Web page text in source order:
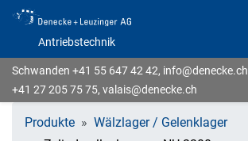
Antriebstechnik
Schwanden +41 55 647 42 42, info@denecke.ch
+41 27 205 75 75, valais@denecke.ch
Produkte
Wälzlager / Gelenklager